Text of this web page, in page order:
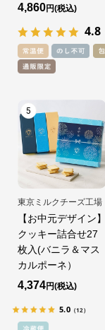
4,860円
4.8
5
東京ミルクチーズ工場
【お中元デザイン】
クッキー詰合せ27
枚入(バニラ＆マス
カルポーネ）
4,374円
5.0 （12）